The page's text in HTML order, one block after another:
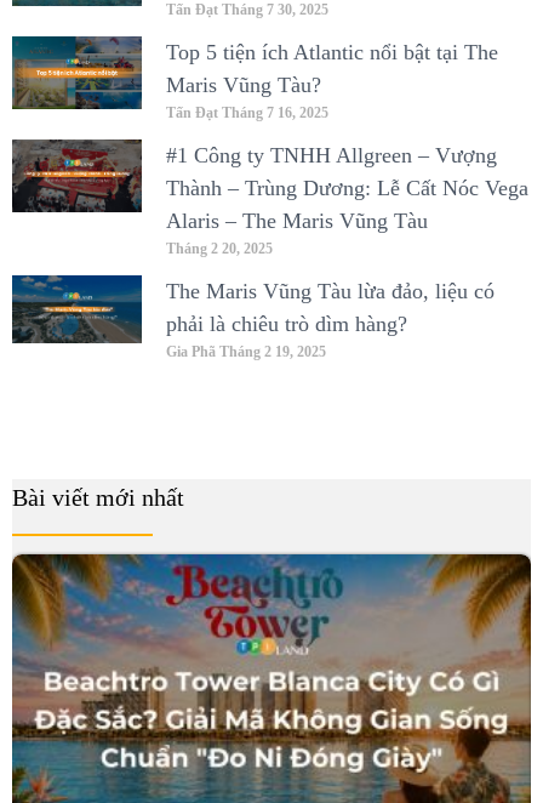
Tấn Đạt Tháng 7 30, 2025
Top 5 tiện ích Atlantic nổi bật tại The
Maris Vũng Tàu?
Tấn Đạt Tháng 7 16, 2025
#1 Công ty TNHH Allgreen – Vượng
Thành – Trùng Dương: Lễ Cất Nóc Vega
Alaris – The Maris Vũng Tàu
Tháng 2 20, 2025
The Maris Vũng Tàu lừa đảo, liệu có
phải là chiêu trò dìm hàng?
Gia Phã Tháng 2 19, 2025
Bài viết mới nhất